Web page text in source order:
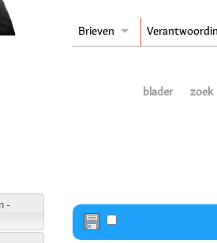
Brieven
blader zoek
-